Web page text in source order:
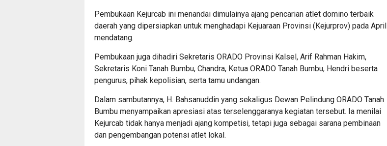
Pembukaan Kejurcab ini menandai dimulainya ajang pencarian atlet domino terbaik
daerah yang dipersiapkan untuk menghadapi Kejuaraan Provinsi (Kejurprov) pada April
mendatang.
Pembukaan juga dihadiri Sekretaris ORADO Provinsi Kalsel, Arif Rahman Hakim,
Sekretaris Koni Tanah Bumbu, Chandra, Ketua ORADO Tanah Bumbu, Hendri beserta
pengurus, pihak kepolisian, serta tamu undangan.
Dalam sambutannya, H. Bahsanuddin yang sekaligus Dewan Pelindung ORADO Tanah
Bumbu menyampaikan apresiasi atas terselenggaranya kegiatan tersebut. Ia menilai
Kejurcab tidak hanya menjadi ajang kompetisi, tetapi juga sebagai sarana pembinaan
dan pengembangan potensi atlet lokal.